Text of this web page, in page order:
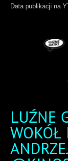
Data publikacji na
LUŹNE
WOKÓŁ